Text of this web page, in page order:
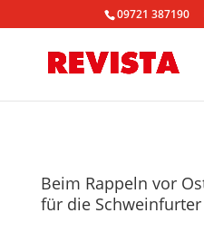
09721 387190
Beim Rappeln vor
für die